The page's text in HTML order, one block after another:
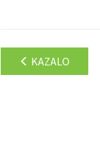
KAZALO